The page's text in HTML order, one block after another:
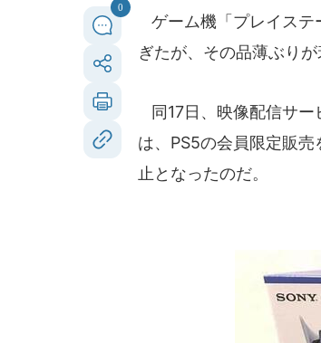
0
ゲーム機「プレイステ
ぎたが、その品薄ぶり
同17日、映像配信サー
は、PS5の会員限定販
止となったのだ。